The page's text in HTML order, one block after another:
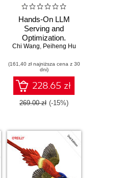
Hands-On LLM
Serving and
Optimization.
Hosting LLMs at
Chi Wang, Peiheng Hu
(161,40 zł najniższa cena z 30
dni)
228.65 zł
269.00 zł (-15%)